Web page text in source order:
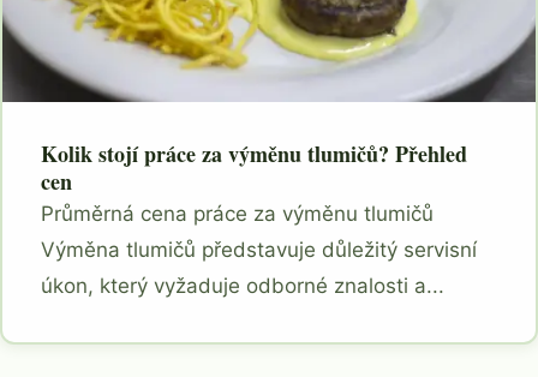
Kolik stojí práce za výměnu tlumičů? Přehled
cen
Průměrná cena práce za výměnu tlumičů
Výměna tlumičů představuje důležitý servisní
úkon, který vyžaduje odborné znalosti a...